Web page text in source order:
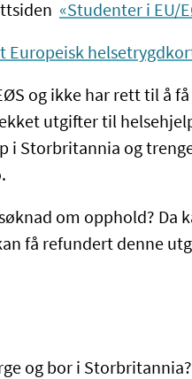
«Studenter i EU/
Europeisk
og ikke har rett til å
utgifter til
i Storbritannia og
om opphold? Da
få refundert denne
og bor i